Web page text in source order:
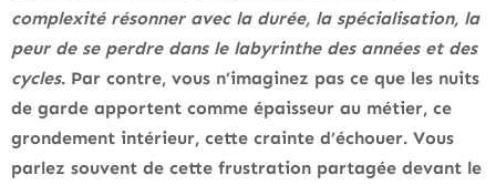
complexité résonner avec la durée, la spécialisation, la
peur de se perdre dans le labyrinthe des années et des
cycles. Par contre, vous n’imaginez pas ce que les nuits
de garde apportent comme épaisseur au métier, ce
grondement intérieur, cette crainte d’échouer. Vous
parlez souvent de cette frustration partagée devant le